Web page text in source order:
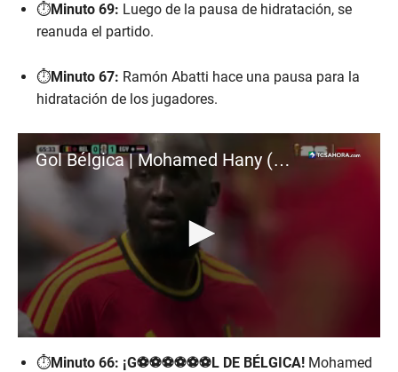
⏱️Minuto 69: Luego de la pausa de hidratación, se
reanuda el partido.
⏱️Minuto 67: Ramón Abatti hace una pausa para la
hidratación de los jugadores.
Gol Bélgica | Mohamed Hany (autogol)
0
s
⏱️Minuto 66: ¡G⚽⚽⚽⚽⚽⚽L DE BÉLGICA! Mohamed